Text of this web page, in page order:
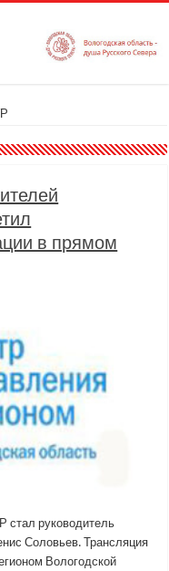
в прямом
стал руководитель
Соловьев. Трансляция
Вологодской